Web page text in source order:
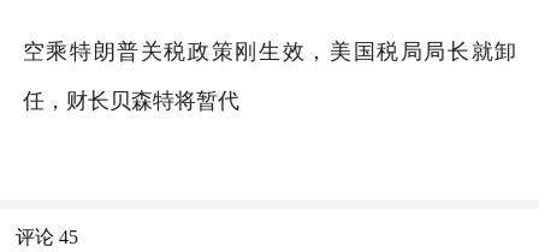
空乘特朗普关税政策刚生效，美国税局局长就卸
任，财长贝森特将暂代
评论 45